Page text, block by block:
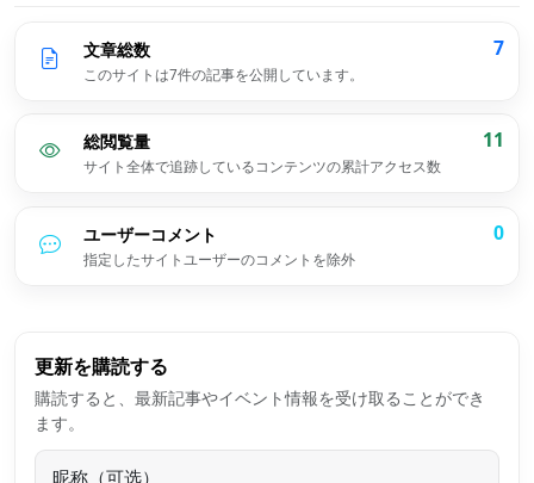
文章総数
このサイトは7件の記事を公開しています。
7
総閲覧量
サイト全体で追跡しているコンテンツの累計アクセス数
11
ユーザーコメント
指定したサイトユーザーのコメントを除外
0
更新を購読する
購読すると、最新記事やイベント情報を受け取ることができ
ます。